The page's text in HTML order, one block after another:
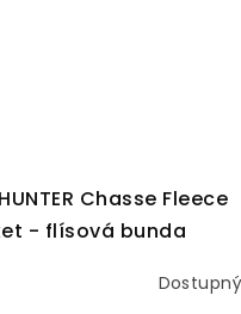
Chasse Fleece
- flísová bunda
Dostupný